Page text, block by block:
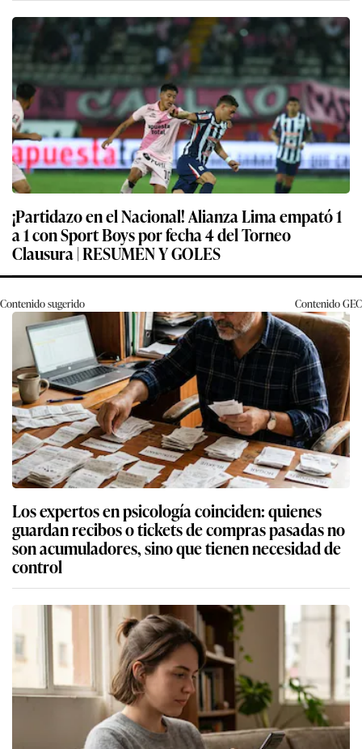
¡Partidazo en el Nacional! Alianza Lima empató 1
a 1 con Sport Boys por fecha 4 del Torneo
Clausura | RESUMEN Y GOLES
Contenido sugerido ContenidoGEC
Los expertos en psicología coinciden: quienes
guardan recibos o tickets de compras pasadas no
son acumuladores, sino que tienen necesidad de
control